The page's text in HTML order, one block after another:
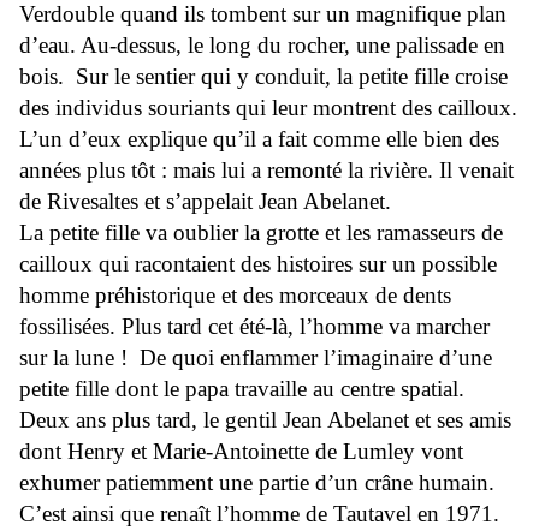
Verdouble quand ils tombent sur un magnifique plan
d’eau. Au-dessus, le long du rocher, une palissade en
bois. Sur le sentier qui y conduit, la petite fille croise
des individus souriants qui leur montrent des cailloux.
L’un d’eux explique qu’il a fait comme elle bien des
années plus tôt : mais lui a remonté la rivière. Il venait
de Rivesaltes et s’appelait Jean Abelanet.
La petite fille va oublier la grotte et les ramasseurs de
cailloux qui racontaient des histoires sur un possible
homme préhistorique et des morceaux de dents
fossilisées. Plus tard cet été-là, l’homme va marcher
sur la lune ! De quoi enflammer l’imaginaire d’une
petite fille dont le papa travaille au centre spatial.
Deux ans plus tard, le gentil Jean Abelanet et ses amis
dont Henry et Marie-Antoinette de Lumley vont
exhumer patiemment une partie d’un crâne humain.
C’est ainsi que renaît l’homme de Tautavel en 1971.